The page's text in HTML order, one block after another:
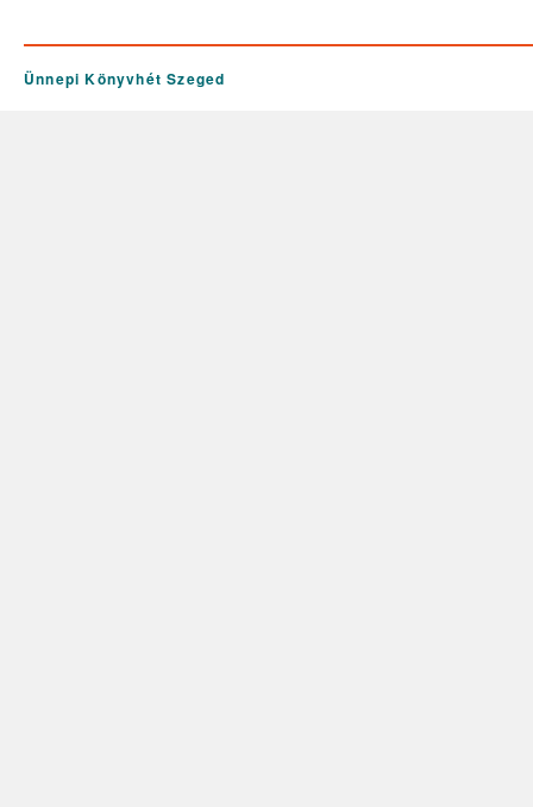
Ünnepi Könyvhét Szeged